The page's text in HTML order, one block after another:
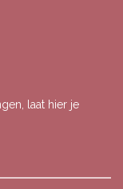
laat hier je